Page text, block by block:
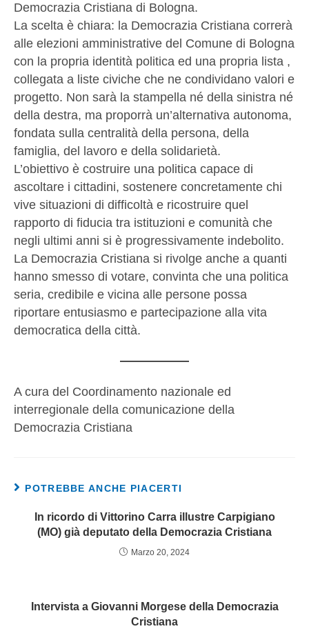
Democrazia Cristiana di Bologna.
La scelta è chiara: la Democrazia Cristiana correrà
alle elezioni amministrative del Comune di Bologna
con la propria identità politica ed una propria lista ,
collegata a liste civiche che ne condividano valori e
progetto. Non sarà la stampella né della sinistra né
della destra, ma proporrà un’alternativa autonoma,
fondata sulla centralità della persona, della
famiglia, del lavoro e della solidarietà.
L’obiettivo è costruire una politica capace di
ascoltare i cittadini, sostenere concretamente chi
vive situazioni di difficoltà e ricostruire quel
rapporto di fiducia tra istituzioni e comunità che
negli ultimi anni si è progressivamente indebolito.
La Democrazia Cristiana si rivolge anche a quanti
hanno smesso di votare, convinta che una politica
seria, credibile e vicina alle persone possa
riportare entusiasmo e partecipazione alla vita
democratica della città.
A cura del Coordinamento nazionale ed
interregionale della comunicazione della
Democrazia Cristiana
POTREBBE ANCHE PIACERTI
In ricordo di Vittorino Carra illustre Carpigiano
(MO) già deputato della Democrazia Cristiana
Marzo 20, 2024
Intervista a Giovanni Morgese della Democrazia
Cristiana